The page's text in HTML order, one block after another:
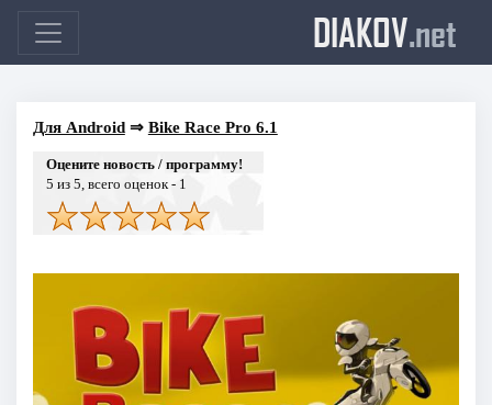
DIAKOV.net
Для Android⇒ Bike Race Pro 6.1
Оцените новость / программу!
5 из 5, всего оценок - 1